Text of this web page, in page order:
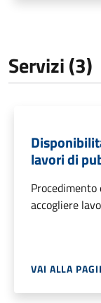
Servizi (3)
lavori di
accogliere
VAI ALLA